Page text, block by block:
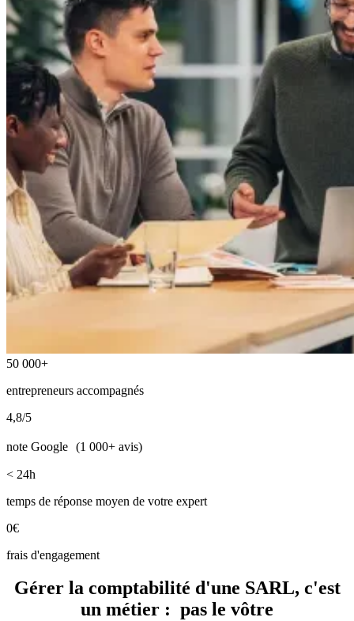
50 000+
entrepreneurs accompagnés
4,8/5
note Google (1 000+ avis)
< 24h
temps de réponse moyen de votre expert
0€
frais d'engagement
Gérer la comptabilité d'une SARL, c'est
un métier : pas le vôtre